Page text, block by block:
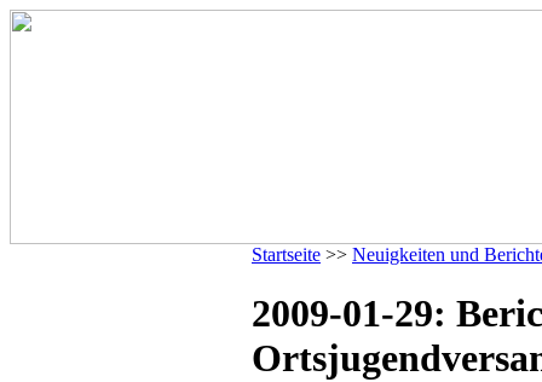
Startseite >> Neuigkeiten und
2009-01-29: